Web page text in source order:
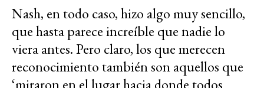
Nash, en todo caso, hizo algo muy sencillo,
que hasta parece increíble que nadie lo
viera antes. Pero claro, los que merecen
reconocimiento también son aquellos que